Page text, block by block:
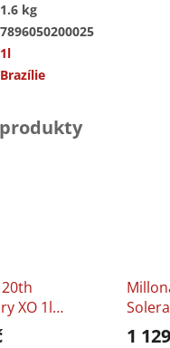
1.6 kg
7896050200025
1l
Brazílie
XO 1l
1